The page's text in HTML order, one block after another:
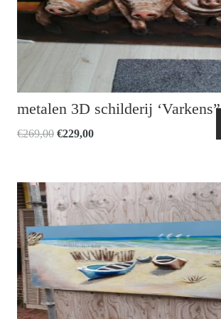
metalen 3D schilderij ‘Varkens”
€269,00 Oorspronkelijke
€269,00.
€229,00Huidige
€229,00.